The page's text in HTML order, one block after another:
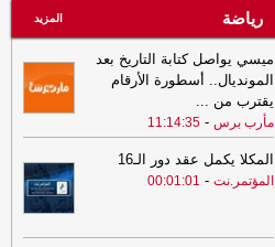
رياضة المزيد
ميسي يواصل كتابة التاريخ بعد
المونديال.. أسطورة الأرقام
يقترب من ...
مأرب برس -
11:14:35
المكلا يكمل عقد دور الـ16
المؤتمر.نت -
00:01:01